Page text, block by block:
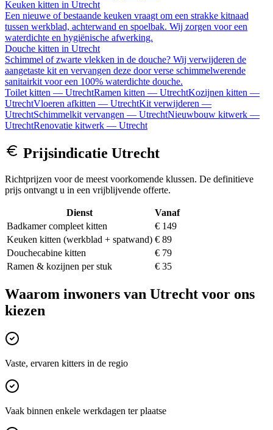
Keuken kitten in Utrecht
Een nieuwe of bestaande keuken vraagt om een strakke kitnaad
tussen werkblad, achterwand en spoelbak. Wij zorgen voor een
waterdichte en hygiënische afwerking.
Douche kitten in Utrecht
Schimmel of zwarte vlekken in de douche? Wij verwijderen de
aangetaste kit en vervangen deze door verse schimmelwerende
sanitairkit voor een 100% waterdichte douche.
Toilet kitten — UtrechtRamen kitten — UtrechtKozijnen kitten —
UtrechtVloeren afkitten — UtrechtKit verwijderen —
UtrechtSchimmelkit vervangen — UtrechtNieuwbouw kitwerk —
UtrechtRenovatie kitwerk — Utrecht
Prijsindicatie Utrecht
Richtprijzen voor de meest voorkomende klussen. De definitieve
prijs ontvangt u in een vrijblijvende offerte.
Dienst
Vanaf
Badkamer compleet kitten
€ 149
Keuken kitten (werkblad + spatwand) € 89
Douchecabine kitten
€ 79
Ramen & kozijnen per stuk
€ 35
Waarom inwoners van Utrecht voor ons
kiezen
Vaste, ervaren kitters in de regio
Vaak binnen enkele werkdagen ter plaatse